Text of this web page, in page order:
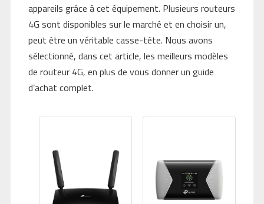
appareils grâce à cet équipement. Plusieurs routeurs
4G sont disponibles sur le marché et en choisir un,
peut être un véritable casse-tête. Nous avons
sélectionné, dans cet article, les meilleurs modèles
de routeur 4G, en plus de vous donner un guide
d’achat complet.